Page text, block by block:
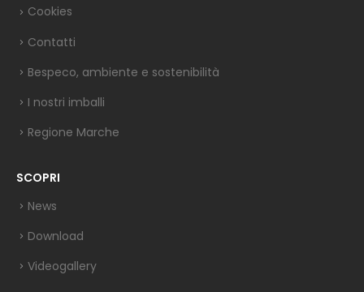
Cookies
Contatti
Bespeco, ambiente e sostenibilità
I nostri imballi
Regione Marche
SCOPRI
News
Download
Videogallery